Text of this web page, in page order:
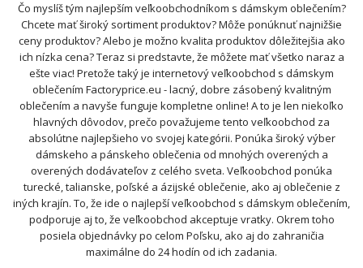
Čo myslíš tým najlepším veľkoobchodníkom s dámskym oblečením?
Chcete mať široký sortiment produktov? Môže ponúknuť najnižšie
ceny produktov? Alebo je možno kvalita produktov dôležitejšia ako
ich nízka cena? Teraz si predstavte, že môžete mať všetko naraz a
ešte viac! Pretože taký je internetový veľkoobchod s dámskym
oblečením Factoryprice.eu - lacný, dobre zásobený kvalitným
oblečením a navyše funguje kompletne online! A to je len niekoľko
hlavných dôvodov, prečo považujeme tento veľkoobchod za
absolútne najlepšieho vo svojej kategórii. Ponúka široký výber
dámskeho a pánskeho oblečenia od mnohých overených a
overených dodávateľov z celého sveta. Veľkoobchod ponúka
turecké, talianske, poľské a ázijské oblečenie, ako aj oblečenie z
iných krajín. To, že ide o najlepší veľkoobchod s dámskym oblečením,
podporuje aj to, že veľkoobchod akceptuje vratky. Okrem toho
posiela objednávky po celom Poľsku, ako aj do zahraničia
maximálne do 24 hodín od ich zadania.